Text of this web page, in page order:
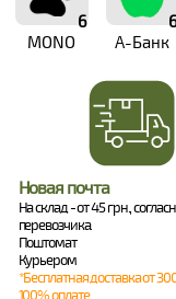
6
MONO
А-Банк
Новая почта
На склад - от 45 грн.,
перевозчика.
Поштомат
Курьером
*Бесплатная доставка от